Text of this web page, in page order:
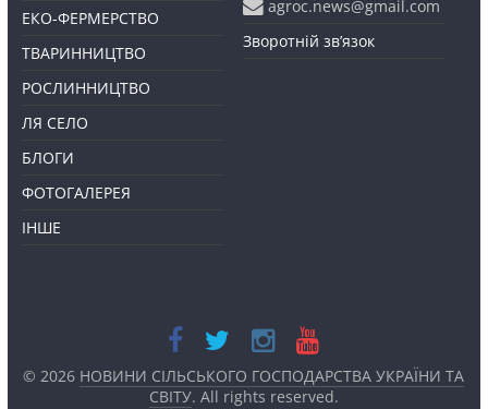
ЕКО-ФЕРМЕРСТВО
ТВАРИННИЦТВО
РОСЛИННИЦТВО
ЛЯ СЕЛО
БЛОГИ
ФОТОГАЛЕРЕЯ
ІНШЕ
agroc.news@gmail.com
Зворотній зв’язок
© 2026 НОВИНИ СІЛЬСЬКОГО ГОСПОДАРСТВА УКРАЇНИ ТА
СВІТУ. All rights reserved.